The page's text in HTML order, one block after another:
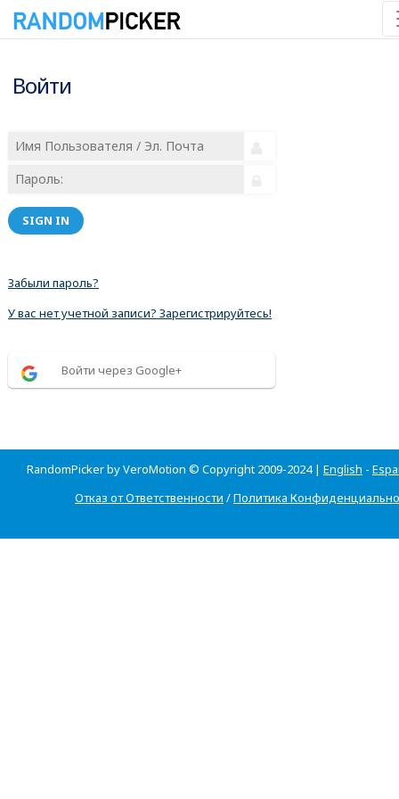
Войти
SIGN IN
Забыли пароль?
У вас нет учетной записи? Зарегистрируйтесь!
Войти через Google+
RandomPicker by VeroMotion © Copyright 2009-2024 | English -
Отказ от Ответственности /Политика